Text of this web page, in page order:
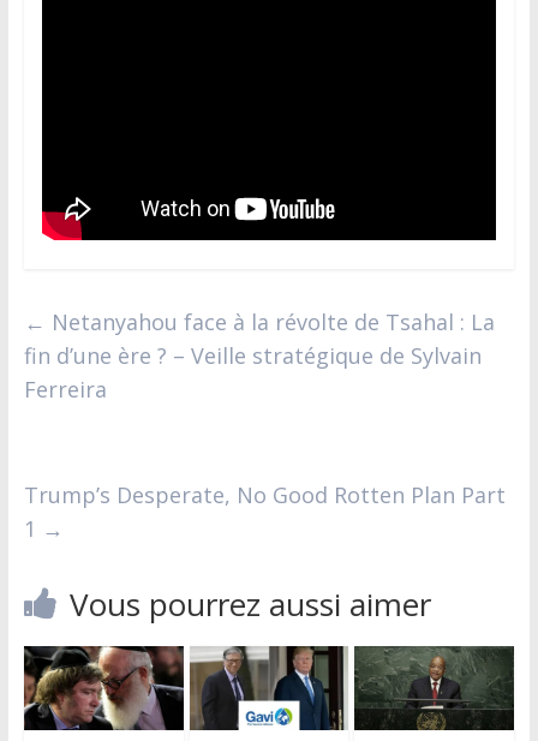
← Netanyahou face à la révolte de Tsahal : La
fin d’une ère ? – Veille stratégique de Sylvain
Ferreira
Trump’s Desperate, No Good Rotten Plan Part
1 →
Vous pourrez aussi aimer